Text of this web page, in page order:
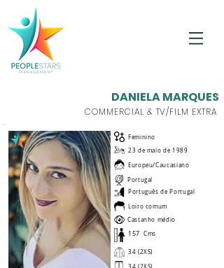
DANIELA MARQUES
COMMERCIAL & TV/FILM EXTRA
Feminino
23 de maio de 1989
Europeu/Caucasiano
Portugal
Português de Portugal
Loiro comum
Castanho médio
157 Cms
34 (2XS)
34 (2XS)